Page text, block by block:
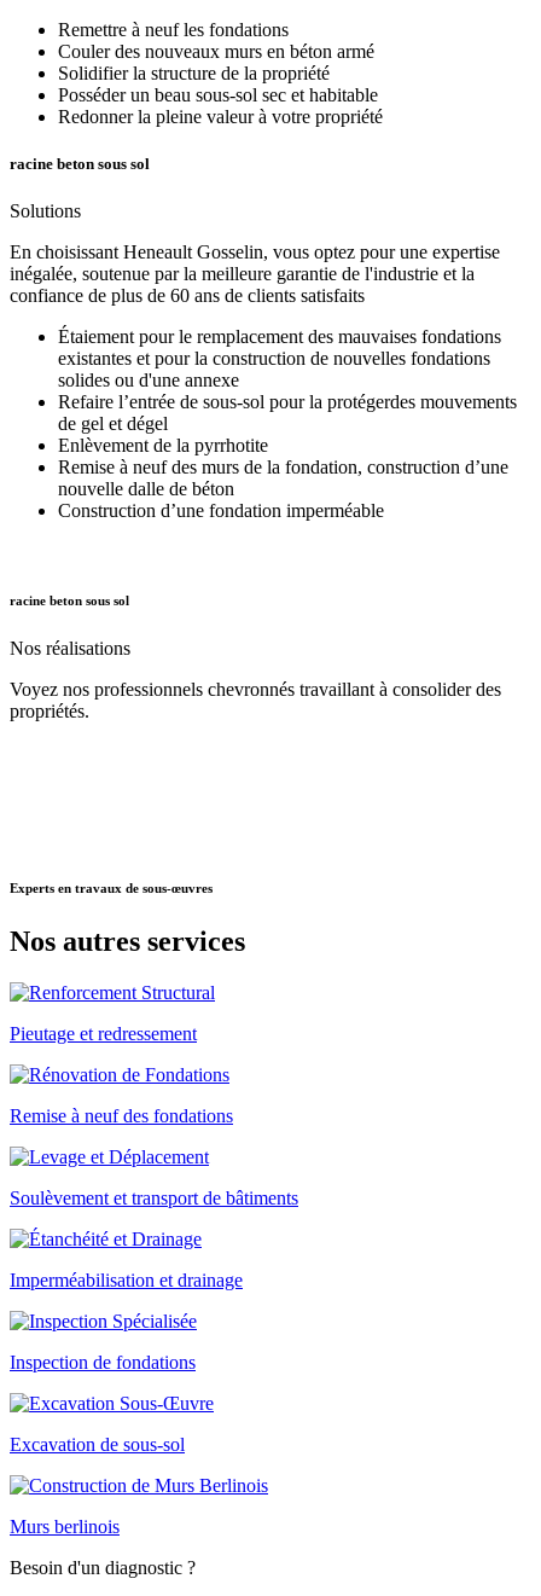
Remettre à neuf les fondations
Couler des nouveaux murs en béton armé
Solidifier la structure de la propriété
Posséder un beau sous-sol sec et habitable
Redonner la pleine valeur à votre propriété
racine beton sous sol
Solutions
En choisissant Heneault Gosselin, vous optez pour une expertise
inégalée, soutenue par la meilleure garantie de l'industrie et la
confiance de plus de 60 ans de clients satisfaits
Étaiement pour le remplacement des mauvaises fondations
existantes et pour la construction de nouvelles fondations
solides ou d'une annexe
Refaire l’entrée de sous-sol pour la protégerdes mouvements
de gel et dégel
Enlèvement de la pyrrhotite
Remise à neuf des murs de la fondation, construction d’une
nouvelle dalle de béton
Construction d’une fondation imperméable
racine beton sous sol
Nos réalisations
Voyez nos professionnels chevronnés travaillant à consolider des
propriétés.
Experts en travaux de sous-œuvres
Nos autres services
Pieutage et redressement
Remise à neuf des fondations
Soulèvement et transport de bâtiments
Imperméabilisation et drainage
Inspection de fondations
Excavation de sous-sol
Murs berlinois
Besoin d'un diagnostic ?